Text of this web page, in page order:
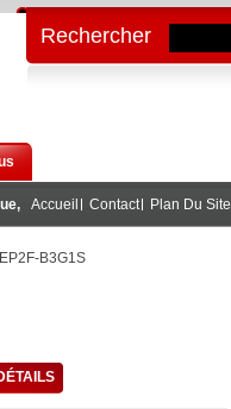
Accueil Contact Plan Du Site
Rechercher
B3G1S